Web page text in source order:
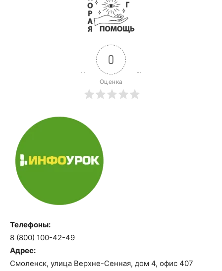
0
Оценка
Телефоны:
8 (800) 100-42-49
Адрес:
Смоленск, улица Верхне-Сенная, дом 4, офис 407